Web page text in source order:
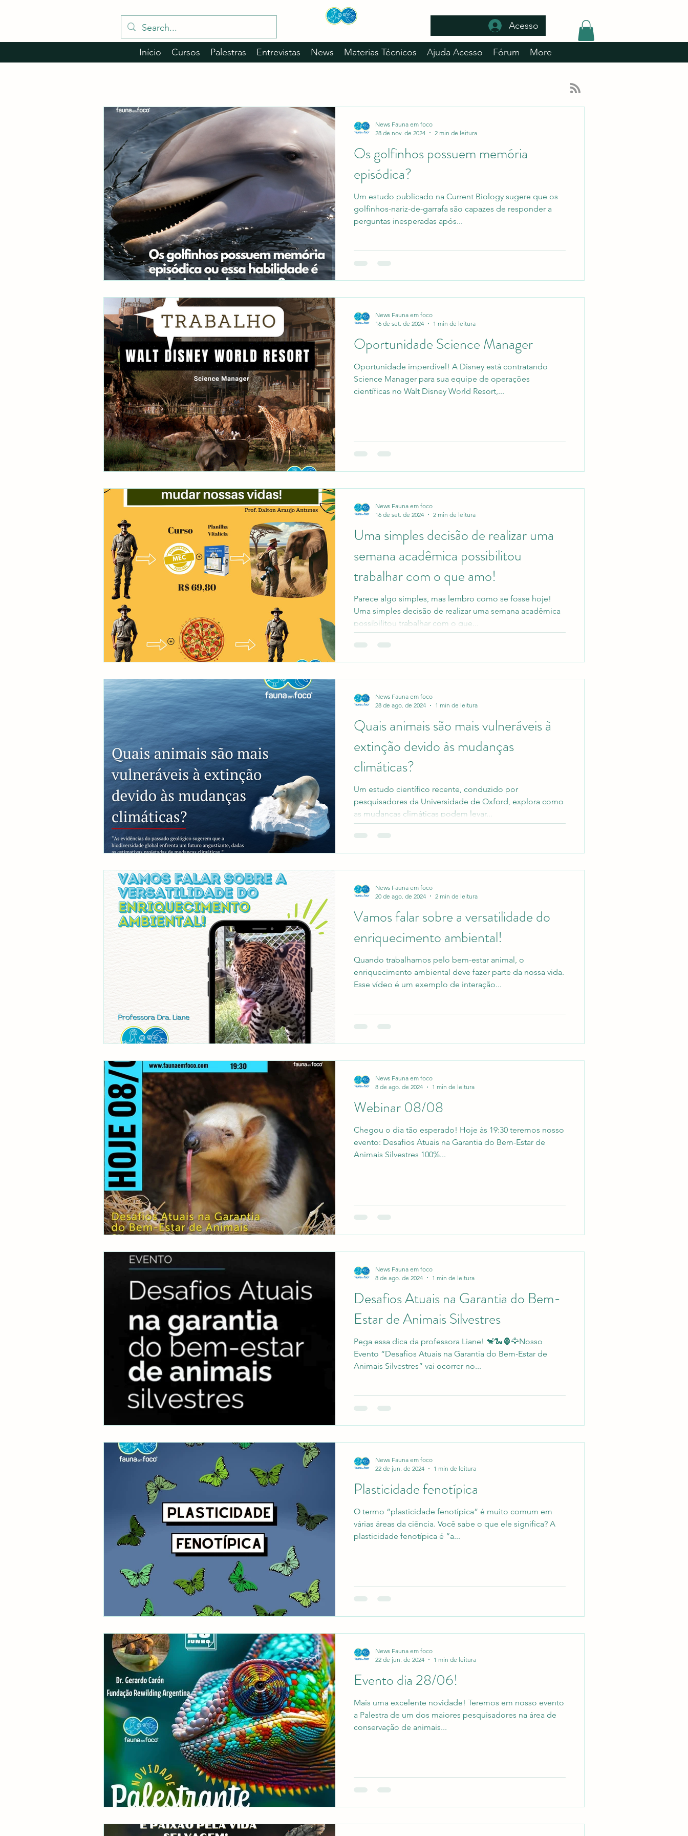
Início Cursos Palestras Entrevistas News Materias Técnicos Ajuda Acesso Fórum More
Acesso
Os golfinhos possuem memória
episódica?
Um estudo publicado na Current Biology sugere que os
golfinhos-nariz-de-garrafa são capazes de responder a
perguntas inesperadas após...
News Fauna em foco
28 de nov. de 2024
2 min de leitura
Oportunidade Science Manager
Oportunidade imperdível! A Disney está contratando
Science Manager para sua equipe de operações
científicas no Walt Disney World Resort,...
News Fauna em foco
16 de set. de 2024
1 min de leitura
Uma simples decisão de realizar uma
semana acadêmica possibilitou
trabalhar com o que amo!
Parece algo simples, mas lembro como se fosse hoje!
Uma simples decisão de realizar uma semana acadêmica
possibilitou trabalhar com o que...
News Fauna em foco
16 de set. de 2024
2 min de leitura
Quais animais são mais vulneráveis ​​à
extinção devido às mudanças
climáticas?
Um estudo científico recente, conduzido por
pesquisadores da Universidade de Oxford, explora como
as mudanças climáticas podem levar...
News Fauna em foco
28 de ago. de 2024
1 min de leitura
Vamos falar sobre a versatilidade do
enriquecimento ambiental!
Quando trabalhamos pelo bem-estar animal, o
enriquecimento ambiental deve fazer parte da nossa vida.
Esse vídeo é um exemplo de interação...
News Fauna em foco
20 de ago. de 2024
2 min de leitura
Webinar 08/08
Chegou o dia tão esperado! Hoje às 19:30 teremos nosso
evento: Desafios Atuais na Garantia do Bem-Estar de
Animais Silvestres 100%...
News Fauna em foco
8 de ago. de 2024
1 min de leitura
Desafios Atuais na Garantia do Bem-
Estar de Animais Silvestres
Pega essa dica da professora Liane! 🐒🐍🦍🦅Nosso
Evento “Desafios Atuais na Garantia do Bem-Estar de
Animais Silvestres” vai ocorrer no...
News Fauna em foco
8 de ago. de 2024
1 min de leitura
Plasticidade fenotípica
O termo “plasticidade fenotípica” é muito comum em
várias áreas da ciência. Você sabe o que ele significa? A
plasticidade fenotípica é “a...
News Fauna em foco
22 de jun. de 2024
1 min de leitura
Evento dia 28/06!
Mais uma excelente novidade! Teremos em nosso evento
a Palestra de um dos maiores pesquisadores na área de
conservação de animais...
News Fauna em foco
22 de jun. de 2024
1 min de leitura